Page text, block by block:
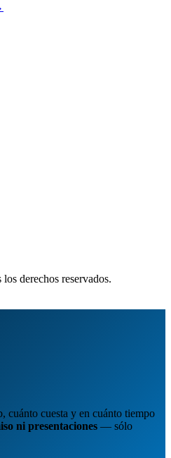
derechos reservados.
cuánto cuesta y en cuánto tiempo
ni presentaciones — sólo